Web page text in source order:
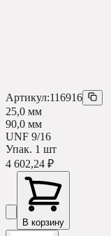
Артикул:116916
25,0 мм
90,0 мм
UNF 9/16
Упак. 1 шт
4 602,24 ₽
В корзину